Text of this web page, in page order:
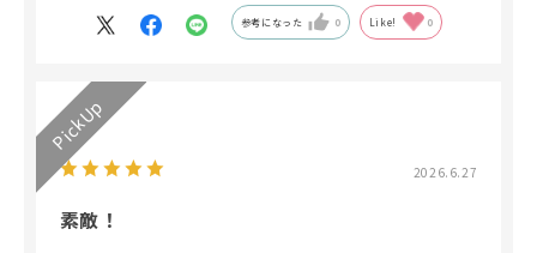
参考になった 0 Like! 0
2026.6.27
素敵！